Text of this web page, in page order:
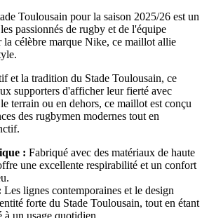
Toulousain pour la saison 2025/26 est un
passionnés de rugby et de l'équipe
la célèbre marque Nike, ce maillot allie
et la tradition du Stade Toulousain, ce
supporters d'afficher leur fierté avec
terrain ou en dehors, ce maillot est conçu
des rugbymen modernes tout en
: Fabriqué avec des matériaux de haute
une excellente respirabilité et un confort
Les lignes contemporaines et le design
forte du Stade Toulousain, tout en étant